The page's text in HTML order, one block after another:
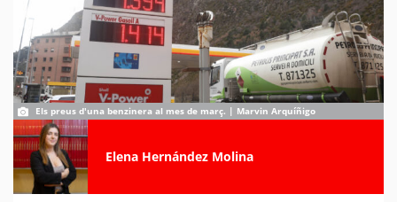
Els preus d'una benzinera al mes de març. | Marvin Arquíñigo
Elena Hernández Molina